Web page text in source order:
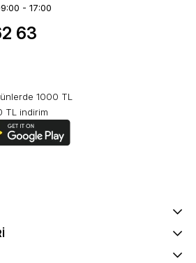
- 17:00
63
1000 TL
TL indirim